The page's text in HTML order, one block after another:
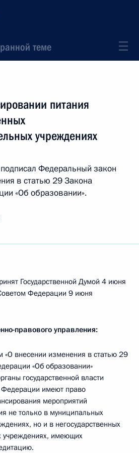
теме
питания
учреждениях
Федеральный закон
в статью 29 Закона
«Об образовании».
Государственной Думой 4 июня
Федерации 9 июня
правового управления:
внесении изменения в статью 29
«Об образовании»
государственной власти
Федерации имеют право
мероприятий
не только в муниципальных
но и в негосударственных
учреждениях, имеющих